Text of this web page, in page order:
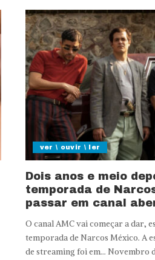
ver \ ouvir \ ler
Dois anos e meio
temporada de
passar em canal
O canal AMC vai começar a dar,
temporada de Narcos México. A
de streaming foi em... Novembro